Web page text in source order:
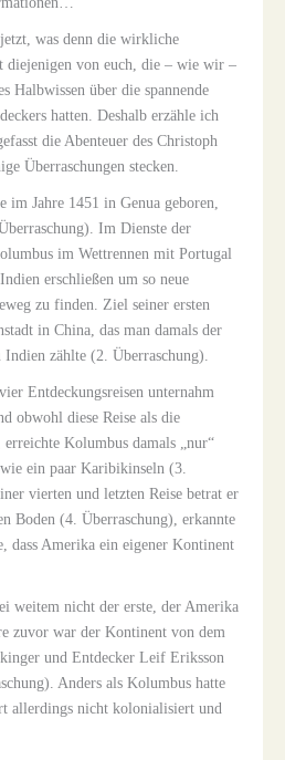
was denn die wirkliche
diejenigen von euch, die – wie wir –
Halbwissen über die spannende
hatten. Deshalb erzähle ich
die Abenteuer des Christoph
Überraschungen stecken.
Jahre 1451 in Genua geboren,
Im Dienste der
im Wettrennen mit Portugal
erschließen um so neue
zu finden. Ziel seiner ersten
in China, das man damals der
zählte (2. Überraschung).
Entdeckungsreisen unternahm
obwohl diese Reise als die
Kolumbus damals „nur“
ein paar Karibikinseln (3.
vierten und letzten Reise betrat er
Boden (4. Überraschung), erkannte
dass Amerika ein eigener Kontinent
weitem nicht der erste, der Amerika
zuvor war der Kontinent von dem
und Entdecker Leif Eriksson
Anders als Kolumbus hatte
allerdings nicht kolonialisiert und